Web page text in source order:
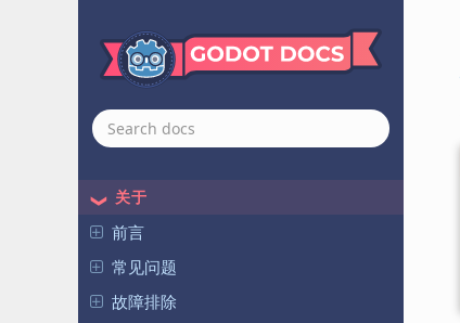
关于
前言
常见问题
故障排除